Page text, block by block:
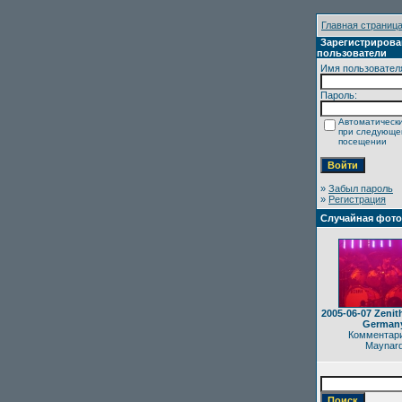
Главная страница
пользователи
Имя
Пароль:
при
посещении
» Забыл пароль
» Регистрация
Случайная
2005-06-07